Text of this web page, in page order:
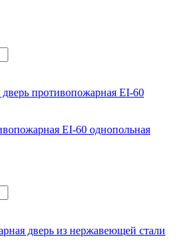
EI-60 однопольная